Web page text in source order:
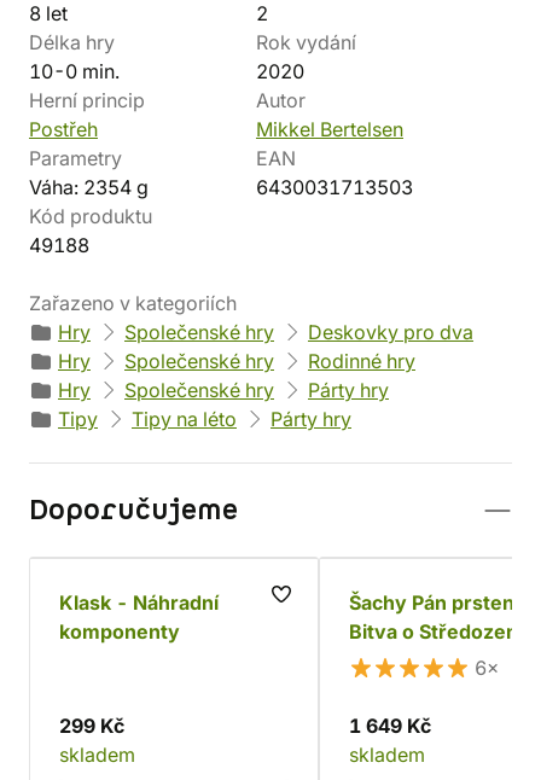
8 let
2
Délka hry
10-0 min.
Rok vydání
2020
Herní princip
Postřeh
Autor
Mikkel Bertelsen
Parametry
Váha: 2354 g
EAN
6430031713503
Kód produktu
49188
Zařazeno v kategoriích
Hry
Společenské hry
Deskovky pro dva
Hry
Společenské hry
Rodinné hry
Hry
Společenské hry
Párty hry
Tipy
Tipy na léto Párty hry
Doporučujeme
Klask - Náhradní
komponenty
299 Kč
skladem
Šachy Pán prstenů
Bitva o Středozem
6×
1 649 Kč
skladem